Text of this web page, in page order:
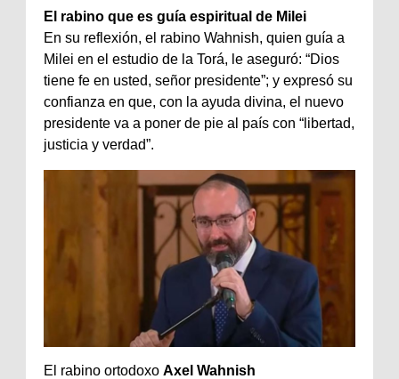
El rabino que es guía espiritual de Milei
En su reflexión, el rabino Wahnish, quien guía a
Milei en el estudio de la Torá, le aseguró: “Dios
tiene fe en usted, señor presidente”; y expresó su
confianza en que, con la ayuda divina, el nuevo
presidente va a poner de pie al país con “libertad,
justicia y verdad”.
El rabino ortodoxo Axel Wahnish